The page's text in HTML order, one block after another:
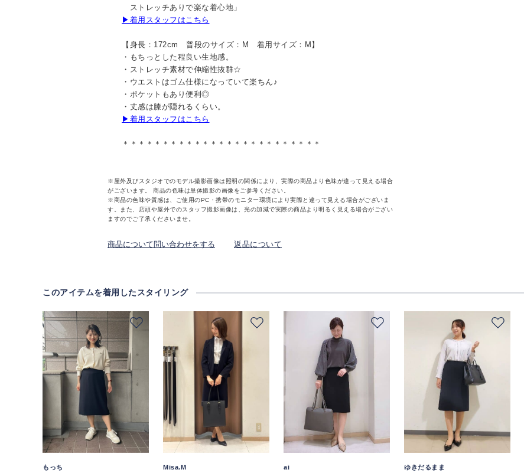
ストレッチありで楽な着心地」
▶着用スタッフはこちら
【身長：172cm 普段のサイズ：M 着用サイズ：M】
・もちっとした程良い生地感。
・ストレッチ素材で伸縮性抜群☆
・ウエストはゴム仕様になっていて楽ちん♪
・ポケットもあり便利◎
・丈感は膝が隠れるくらい。
▶着用スタッフはこちら
＊＊＊＊＊＊＊＊＊＊＊＊＊＊＊＊＊＊＊＊＊＊＊＊＊
※屋外及びスタジオでのモデル撮影画像は照明の関係により、実際の商品より色味が違って見える場合
がございます。 商品の色味は単体撮影の画像をご参考ください。
※商品の色味や質感は、ご使用のPC・携帯のモニター環境により実際と違って見える場合がございま
す。また、店頭や屋外でのスタッフ撮影画像は、光の加減で実際の商品より明るく見える場合がござい
ますのでご了承くださいませ。
商品について問い合わせをする 返品について
このアイテムを着用したスタイリング
もっち
Misa.M
ai
ゆきだるまま